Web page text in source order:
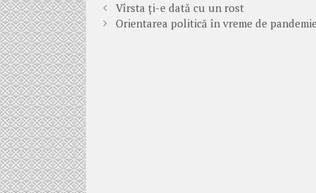
Vîrsta ți-e dată cu un rost
Orientarea politică în vreme de